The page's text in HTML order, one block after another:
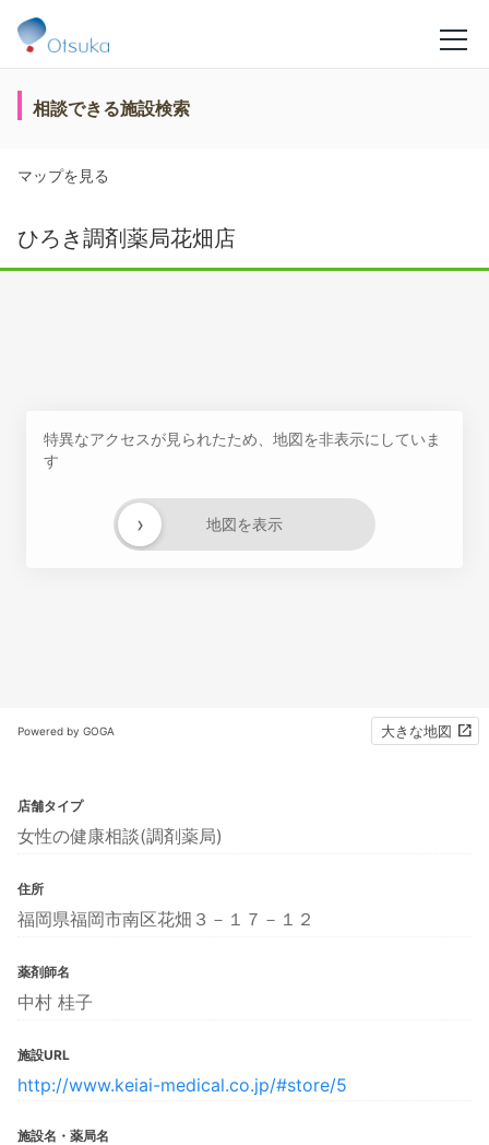
相談できる施設検索
マップを見る
ひろき調剤薬局花畑店
特異なアクセスが見られたため、地図を非表示にしていま
す
地図を表示
›
Powered by GOGA 大きな地図
店舗タイプ
女性の健康相談(調剤薬局)
住所
福岡県福岡市南区花畑３－１７－１２
薬剤師名
中村 桂子
施設URL
http://www.keiai-medical.co.jp/#store/5
施設名・薬局名